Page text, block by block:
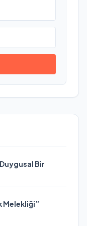
Bir
Melekliği”